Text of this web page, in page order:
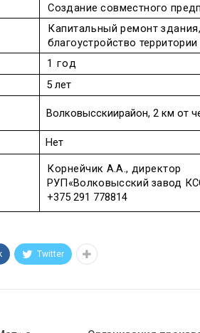
Создание совместного
Капитальный ремонт здания,
благоустройство территории
1 год
5 лет
Волковысскиирайон, 2 км от
Нет
Корнейчик А.А., директор
РУП«Волковысский завод
+375 291 778814
Twitter